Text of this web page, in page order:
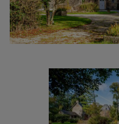
dalles de pierre, des
plafond; un grand salon
en triple exposition et au
un bureau ,situé dans
boiseries et une tomette
parquetée au sol avec
toilettes rendant ainsi